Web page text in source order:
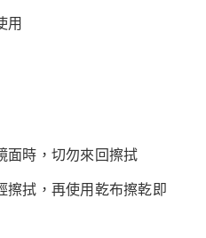
用
面時，切勿來回擦拭
擦拭，再使用乾布擦乾即